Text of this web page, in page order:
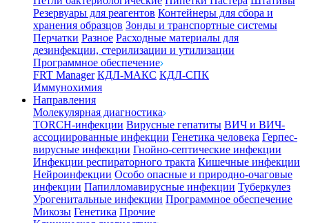
Резервуары для реагентов Контейнеры для сбора и
хранения образцов Зонды и транспортные системы
Перчатки Разное Расходные материалы для
дезинфекции, стерилизации и утилизации
Программное обеспечение
FRT Manager КДЛ-МАКС КДЛ-СПК
Иммунохимия
Направления
Молекулярная диагностика
TORCH-инфекции Вирусные гепатиты ВИЧ и ВИЧ-
ассоциированные инфекции Генетика человека Герпес-
вирусные инфекции Гнойно-септические инфекции
Инфекции респираторного тракта Кишечные инфекции
Нейроинфекции Особо опасные и природно-очаговые
инфекции Папилломавирусные инфекции Туберкулез
Урогенитальные инфекции Программное обеспечение
Микозы Генетика Прочие